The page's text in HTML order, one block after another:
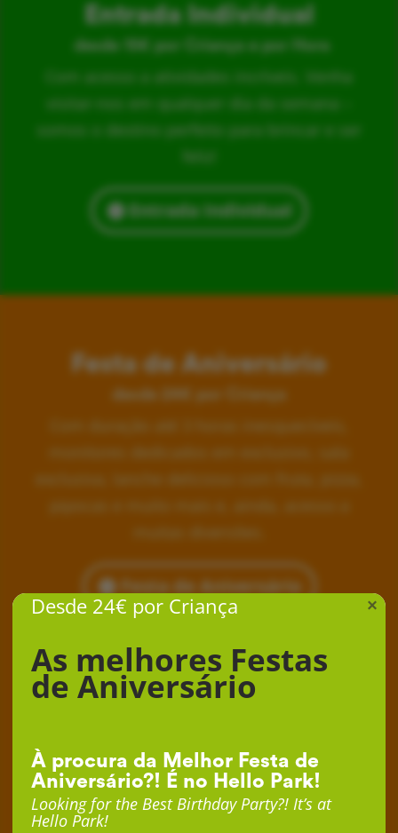
Entrada Individual
desde 15€ por Criança e por Hora
Com acesso a atividades incríveis. Venha
visitar-nos em qualquer dia da semana –
somos o destino perfeito para brincar e ser
Entrada Individual
Festa de Aniversário
desde 24€ por Criança
Festa de Aniversário
Desde 24€ por Criança
As melhores Festas
de Aniversário
À procura da Melhor Festa de
Aniversário?! É no Hello Park!
Looking for the Best Birthday Party?! It’s at
Hello Park!
×